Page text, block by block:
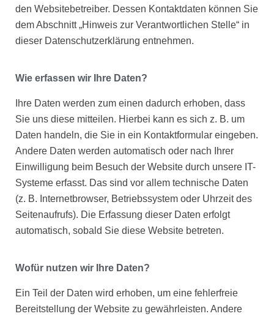
den Websitebetreiber. Dessen Kontaktdaten können Sie
dem Abschnitt „Hinweis zur Verantwortlichen Stelle“ in
dieser Datenschutzerklärung entnehmen.
Wie erfassen wir Ihre Daten?
Ihre Daten werden zum einen dadurch erhoben, dass
Sie uns diese mitteilen. Hierbei kann es sich z. B. um
Daten handeln, die Sie in ein Kontaktformular eingeben.
Andere Daten werden automatisch oder nach Ihrer
Einwilligung beim Besuch der Website durch unsere IT-
Systeme erfasst. Das sind vor allem technische Daten
(z. B. Internetbrowser, Betriebssystem oder Uhrzeit des
Seitenaufrufs). Die Erfassung dieser Daten erfolgt
automatisch, sobald Sie diese Website betreten.
Wofür nutzen wir Ihre Daten?
Ein Teil der Daten wird erhoben, um eine fehlerfreie
Bereitstellung der Website zu gewährleisten. Andere